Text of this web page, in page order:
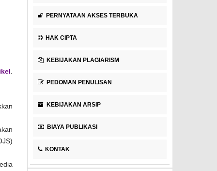
PERNYATAAN AKSES TERBUKA
HAK CIPTA
KEBIJAKAN PLAGIARISM
PEDOMAN PENULISAN
KEBIJAKAN ARSIP
BIAYA PUBLIKASI
KONTAK